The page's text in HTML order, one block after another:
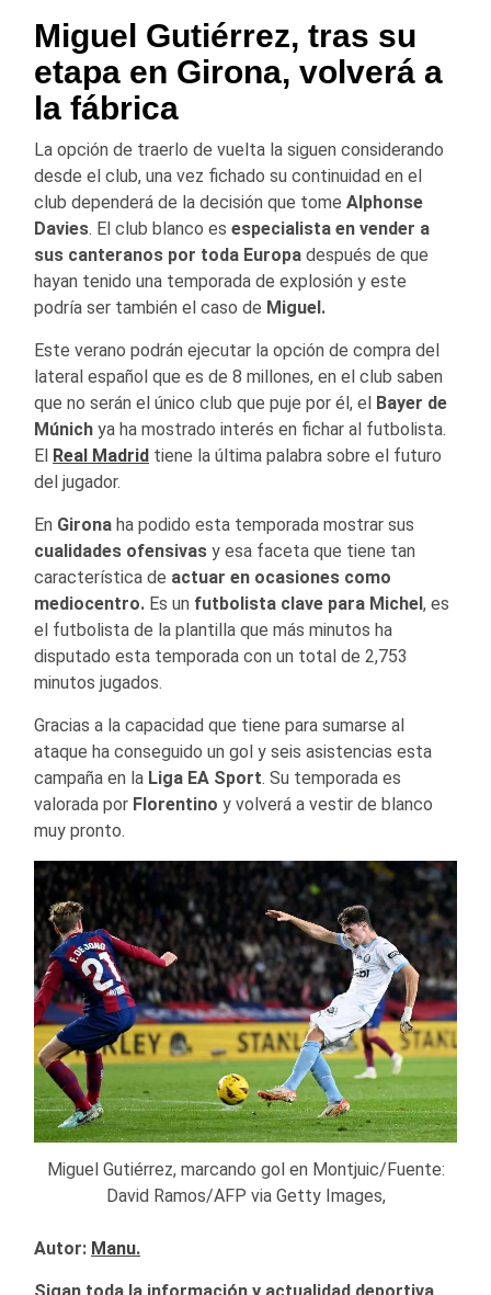
Miguel Gutiérrez, tras su
etapa en Girona, volverá a
la fábrica
La opción de traerlo de vuelta la siguen considerando
desde el club, una vez fichado su continuidad en el
club dependerá de la decisión que tome Alphonse
Davies. El club blanco es especialista en vender a
sus canteranos por toda Europa después de que
hayan tenido una temporada de explosión y este
podría ser también el caso de Miguel.
Este verano podrán ejecutar la opción de compra del
lateral español que es de 8 millones, en el club saben
que no serán el único club que puje por él, el Bayer de
Múnich ya ha mostrado interés en fichar al futbolista.
El Real Madrid tiene la última palabra sobre el futuro
del jugador.
En Girona ha podido esta temporada mostrar sus
cualidades ofensivas y esa faceta que tiene tan
característica de actuar en ocasiones como
mediocentro. Es un futbolista clave para Michel, es
el futbolista de la plantilla que más minutos ha
disputado esta temporada con un total de 2,753
minutos jugados.
Gracias a la capacidad que tiene para sumarse al
ataque ha conseguido un gol y seis asistencias esta
campaña en la Liga EA Sport. Su temporada es
valorada por Florentino y volverá a vestir de blanco
muy pronto.
Miguel Gutiérrez, marcando gol en Montjuic/Fuente:
David Ramos/AFP via Getty Images,
Autor: Manu.